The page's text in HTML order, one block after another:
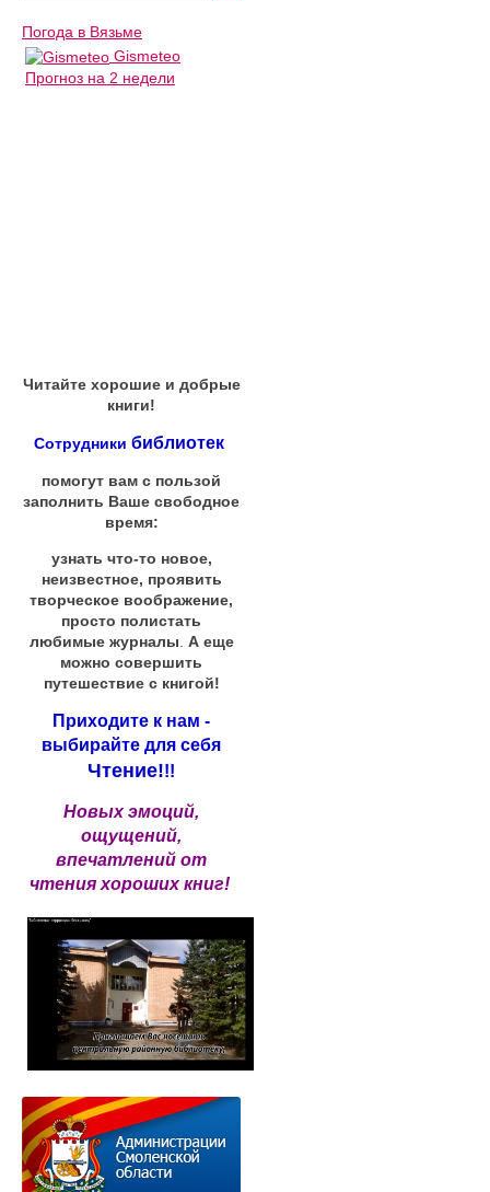
Погода в Вязьме
Gismeteo
Прогноз на 2 недели
Читайте хорошие и добрые
книги!
Сотрудники библиотек
помогут вам с пользой
заполнить Ваше свободное
время:
узнать что-то новое,
неизвестное, проявить
творческое воображение,
просто полистать
любимые журналы А еще
можно совершить
путешествие с книгой!
Приходите к нам -
выбирайте для себя
Чтение!!!
Новых эмоций,
ощущений,
впечатлений от
чтения хороших книг!